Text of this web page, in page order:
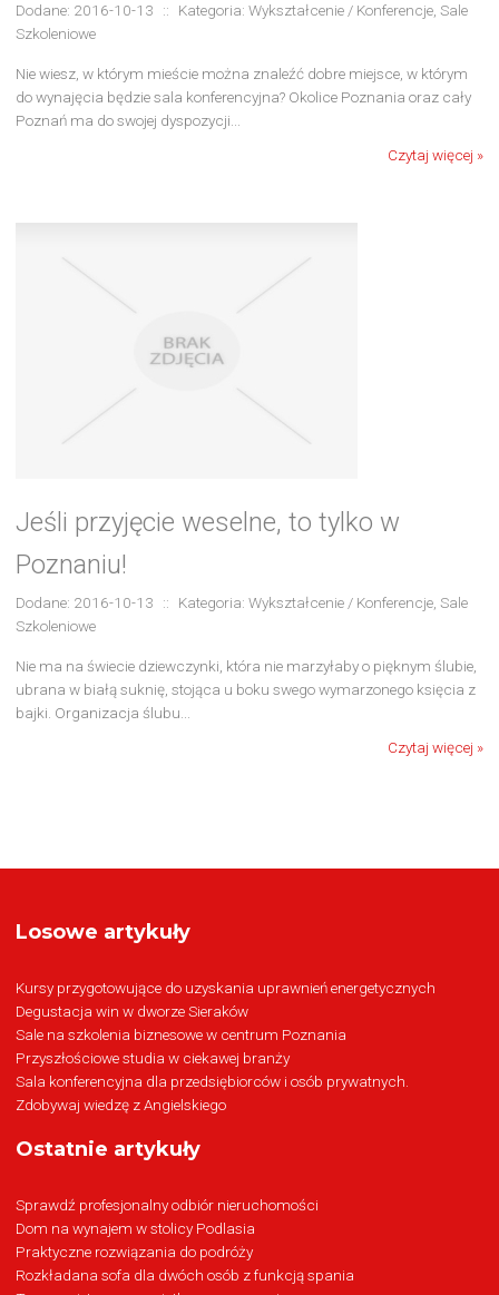
Dodane: 2016-10-13 ::
Kategoria: Wykształcenie / Konferencje, Sale
Szkoleniowe
Nie wiesz, w którym mieście można znaleźć dobre miejsce, w którym
do wynajęcia będzie sala konferencyjna? Okolice Poznania oraz cały
Poznań ma do swojej dyspozycji...
Czytaj więcej »
Jeśli przyjęcie weselne, to tylko w
Poznaniu!
Dodane: 2016-10-13 ::
Kategoria: Wykształcenie / Konferencje, Sale
Szkoleniowe
Nie ma na świecie dziewczynki, która nie marzyłaby o pięknym ślubie,
ubrana w białą suknię, stojąca u boku swego wymarzonego księcia z
bajki. Organizacja ślubu...
Czytaj więcej »
Losowe artykuły
Kursy przygotowujące do uzyskania uprawnień energetycznych
Degustacja win w dworze Sieraków
Sale na szkolenia biznesowe w centrum Poznania
Przyszłościowe studia w ciekawej branży
Sala konferencyjna dla przedsiębiorców i osób prywatnych.
Zdobywaj wiedzę z Angielskiego
Ostatnie artykuły
Sprawdź profesjonalny odbiór nieruchomości
Dom na wynajem w stolicy Podlasia
Praktyczne rozwiązania do podróży
Rozkładana sofa dla dwóch osób z funkcją spania